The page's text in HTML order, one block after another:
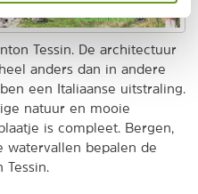
Tessin. De architectuur
anders dan in andere
een Italiaanse uitstraling.
natuur en mooie
is compleet. Bergen,
watervallen bepalen de